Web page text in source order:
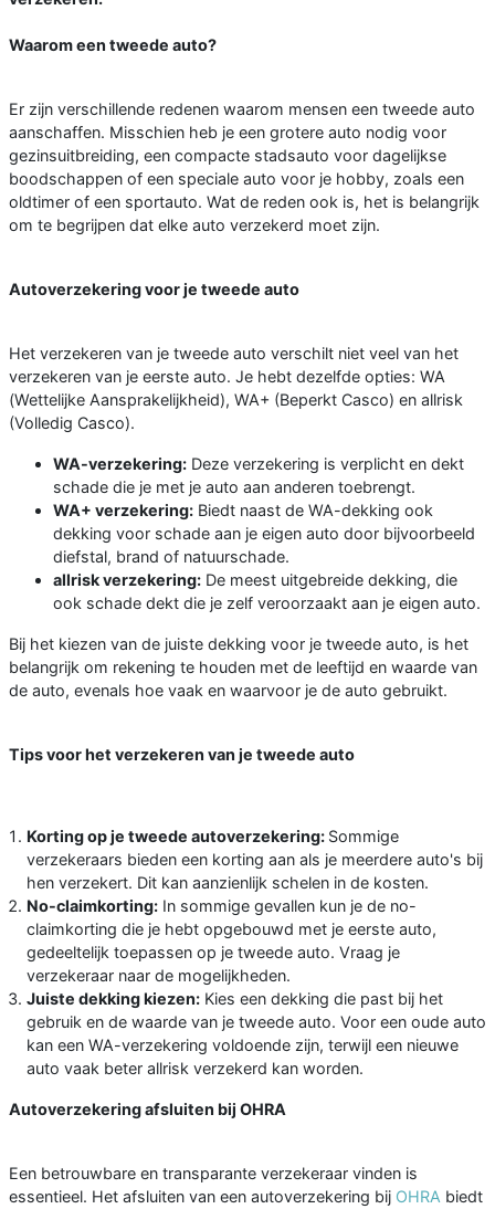
Waarom een tweede auto?
Er zijn verschillende redenen waarom mensen een tweede auto
aanschaffen. Misschien heb je een grotere auto nodig voor
gezinsuitbreiding, een compacte stadsauto voor dagelijkse
boodschappen of een speciale auto voor je hobby, zoals een
oldtimer of een sportauto. Wat de reden ook is, het is belangrijk
om te begrijpen dat elke auto verzekerd moet zijn.
Autoverzekering voor je tweede auto
Het verzekeren van je tweede auto verschilt niet veel van het
verzekeren van je eerste auto. Je hebt dezelfde opties: WA
(Wettelijke Aansprakelijkheid), WA+ (Beperkt Casco) en allrisk
(Volledig Casco).
WA-verzekering: Deze verzekering is verplicht en dekt
schade die je met je auto aan anderen toebrengt.
WA+ verzekering: Biedt naast de WA-dekking ook
dekking voor schade aan je eigen auto door bijvoorbeeld
diefstal, brand of natuurschade.
allrisk verzekering: De meest uitgebreide dekking, die
ook schade dekt die je zelf veroorzaakt aan je eigen auto.
Bij het kiezen van de juiste dekking voor je tweede auto, is het
belangrijk om rekening te houden met de leeftijd en waarde van
de auto, evenals hoe vaak en waarvoor je de auto gebruikt.
Tips voor het verzekeren van je tweede auto
Korting op je tweede autoverzekering: Sommige
verzekeraars bieden een korting aan als je meerdere auto's bij
hen verzekert. Dit kan aanzienlijk schelen in de kosten.
No-claimkorting: In sommige gevallen kun je de no-
claimkorting die je hebt opgebouwd met je eerste auto,
gedeeltelijk toepassen op je tweede auto. Vraag je
verzekeraar naar de mogelijkheden.
Juiste dekking kiezen: Kies een dekking die past bij het
gebruik en de waarde van je tweede auto. Voor een oude auto
kan een WA-verzekering voldoende zijn, terwijl een nieuwe
auto vaak beter allrisk verzekerd kan worden.
Autoverzekering afsluiten bij OHRA
Een betrouwbare en transparante verzekeraar vinden is
essentieel. Het afsluiten van een autoverzekering bij OHRA biedt